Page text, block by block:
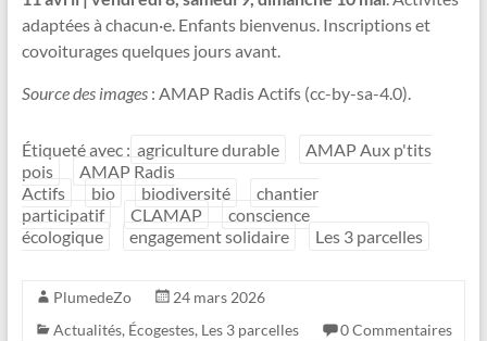
adaptées à chacun·e. Enfants bienvenus. Inscriptions et
covoiturages quelques jours avant.
Source des images: AMAP Radis Actifs (cc-by-sa-4.0).
Étiqueté avec : agriculture durable
AMAP Aux p'tits
pois
AMAP Radis
Actifs
bio biodiversité
chantier
participatif
CLAMAP
conscience
écologique
engagement solidaire Les 3 parcelles
PlumedeZo
24 mars 2026
Actualités, Écogestes, Les 3 parcelles 0 Commentaires